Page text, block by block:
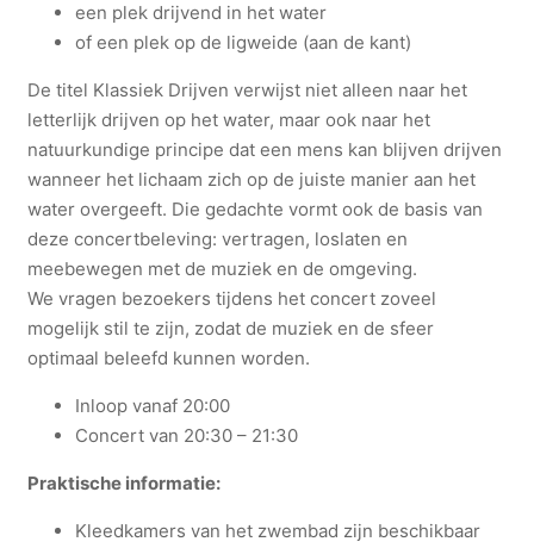
n
(
2
6
a
u
g
)
a
a
n
t
l
een plek drijvend in het water
of een plek op de ligweide (aan de kant)
De titel Klassiek Drijven verwijst niet alleen naar het
letterlijk drijven op het water, maar ook naar het
natuurkundige principe dat een mens kan blijven drijven
wanneer het lichaam zich op de juiste manier aan het
water overgeeft. Die gedachte vormt ook de basis van
deze concertbeleving: vertragen, loslaten en
meebewegen met de muziek en de omgeving.
We vragen bezoekers tijdens het concert zoveel
mogelijk stil te zijn, zodat de muziek en de sfeer
optimaal beleefd kunnen worden.
Inloop vanaf 20:00
Concert van 20:30 – 21:30
Praktische informatie:
Kleedkamers van het zwembad zijn beschikbaar